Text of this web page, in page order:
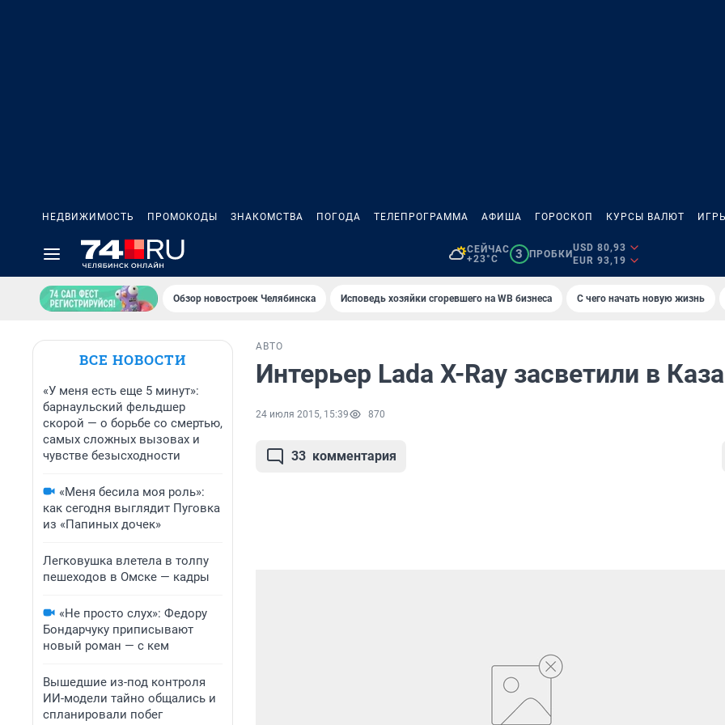
НЕДВИЖИМОСТЬ ПРОМОКОДЫ ЗНАКОМСТВА ПОГОДА ТЕЛЕПРОГРАММА АФИША ГОРОСКОП КУРСЫ ВАЛЮТ
СЕЙЧАС
+23°C
3 ПРОБКИ
USD 80,93
EUR 93,19
Обзор новостроек Челябинска Исповедь хозяйки сгоревшего на WB бизнеса С чего начать новую жизнь
ВСЕ НОВОСТИ
«У меня есть еще 5 минут»:
барнаульский фельдшер
скорой — о борьбе со смертью,
самых сложных вызовах и
чувстве безысходности
«Меня бесила моя роль»:
как сегодня выглядит Пуговка
из «Папиных дочек»
Легковушка влетела в толпу
пешеходов в Омске — кадры
«Не просто слух»: Федору
Бондарчуку приписывают
новый роман — с кем
Вышедшие из-под контроля
ИИ-модели тайно общались и
спланировали побег
АВТО
Интерьер Lada X-Ray засветили в
24 июля 2015, 15:39 870
33 комментария